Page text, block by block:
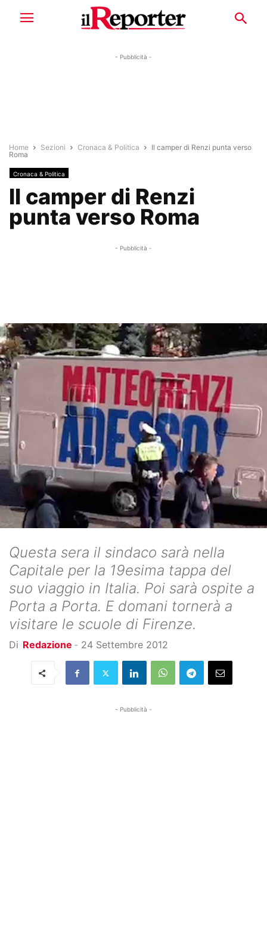
- Pubblicità -
Home Sezioni Cronaca & Politica
Il camper di Renzi punta verso
Roma
Cronaca & Politica
Il camper di Renzi
punta verso Roma
- Pubblicità -
Questa sera il sindaco sarà nella
Capitale per la 19esima tappa del
suo viaggio in Italia. Poi sarà ospite a
Porta a Porta. E domani tornerà a
visitare le scuole di Firenze.
Di Redazione - 24 Settembre 2012
- Pubblicità -